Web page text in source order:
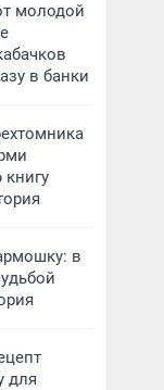
молодой
в банки
в
для